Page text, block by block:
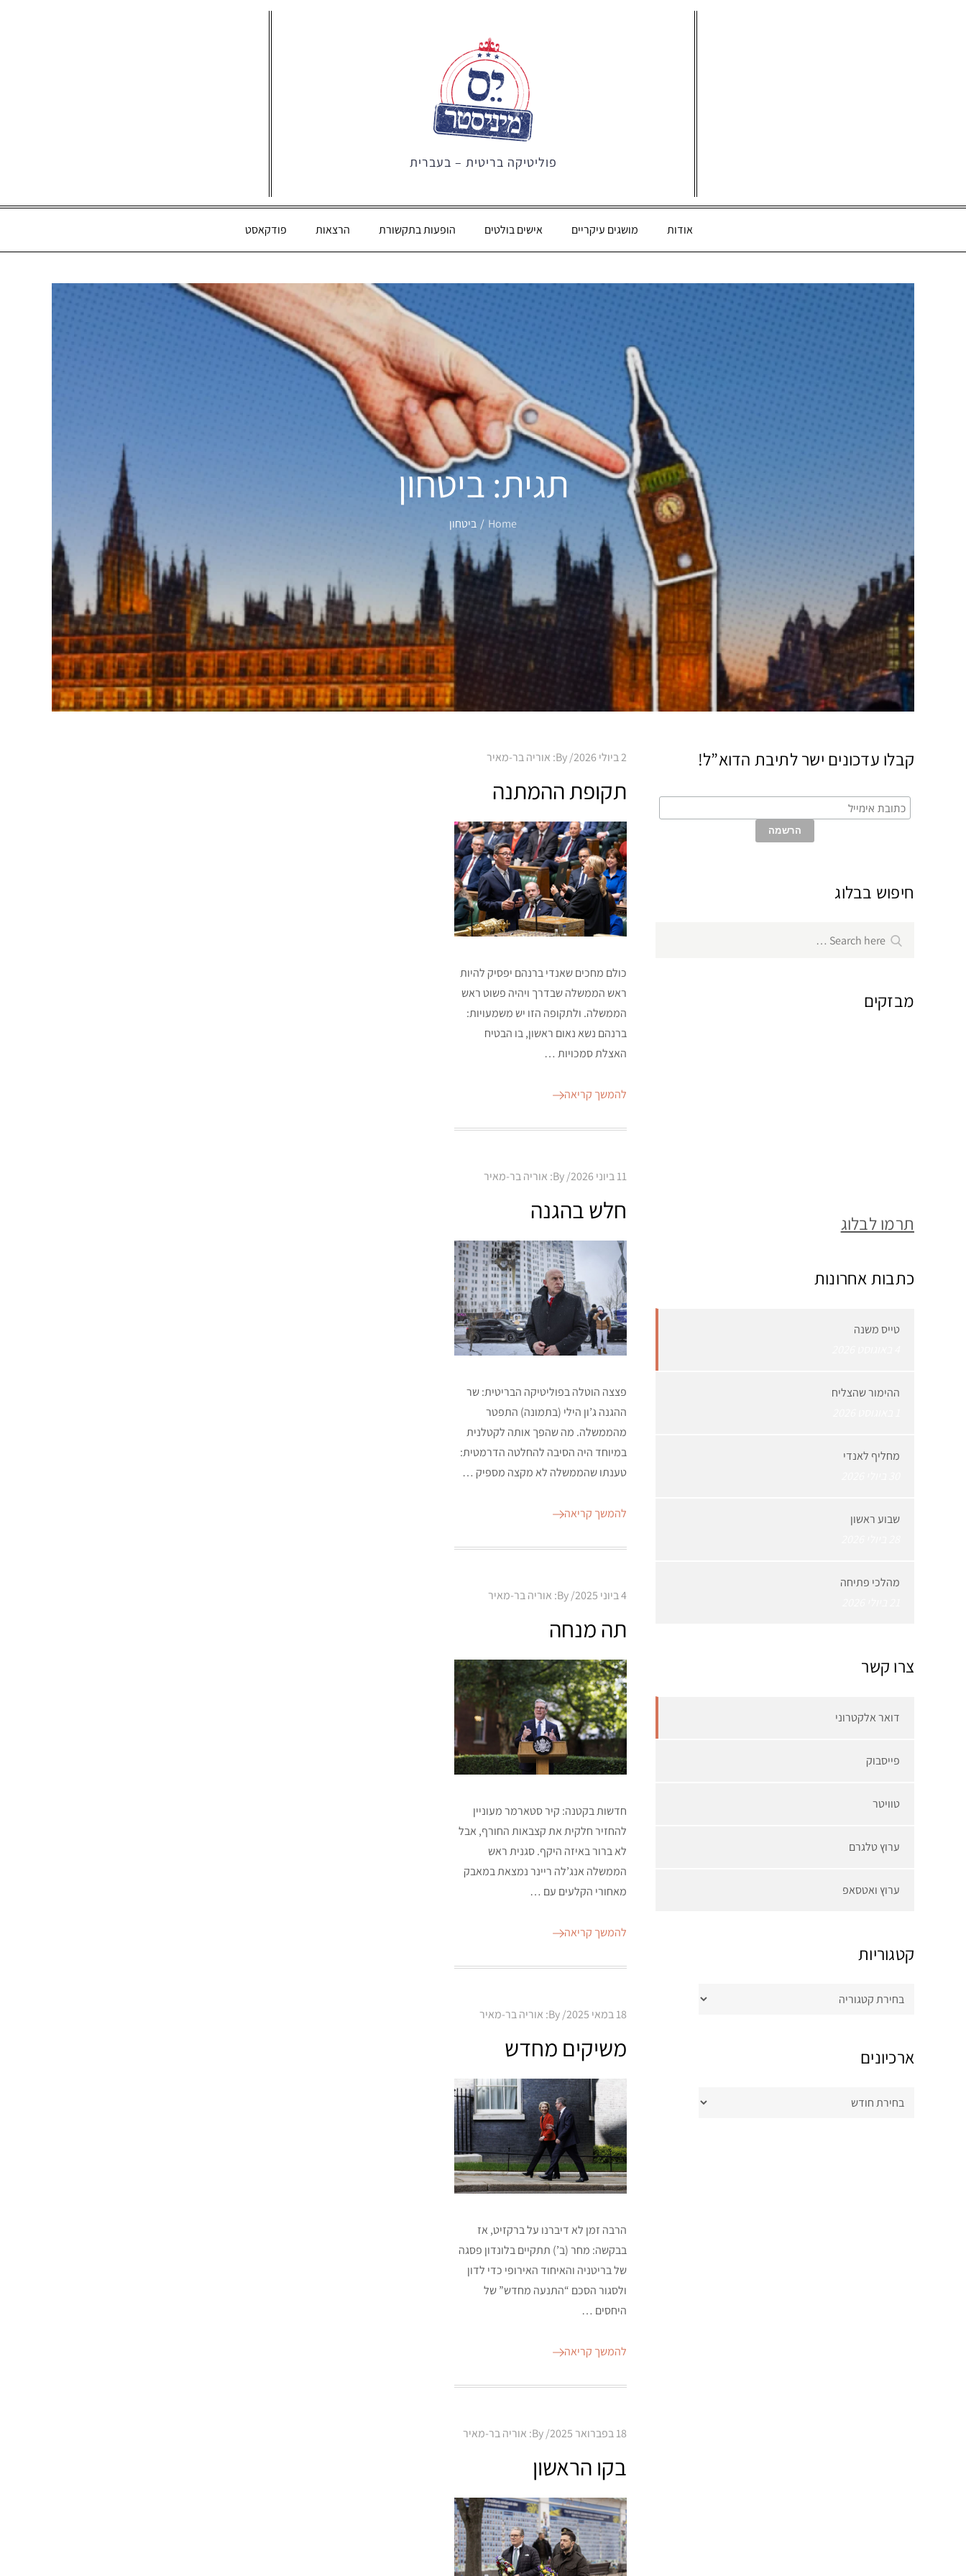
פוליטיקה בריטית – בעברית
אודות מושגים עיקריים אישים בולטים הופעות בתקשורת הרצאות פודקאסט
תגית:ביטחון
Home ביטחון
Posted
2 ביולי 2026 By: אוריה בר-מאיר
תקופת ההמתנה
כולם מחכים שאנדי ברנהם יפסיק להיות
ראש הממשלה שבדרך ויהיה פשוט ראש
הממשלה. ולתקופה הזו יש משמעויות:
ברנהם נשא נאום ראשון, בו הבטיח
האצלת סמכויות …
להמשך קריאה
Posted
11 ביוני 2026 By: אוריה בר-מאיר
חלש בהגנה
פצצה הוטלה בפוליטיקה הבריטית: שר
ההגנה ג’ון הילי (בתמונה) התפטר
מהממשלה. מה שהפך אותה לקטלנית
במיוחד היה הסיבה להחלטה הדרמטית:
טענתו שהממשלה לא מקצה מספיק …
להמשך קריאה
Posted
4 ביוני 2025 By: אוריה בר-מאיר
תה מנחה
חדשות בקטנה: קיר סטארמר מעוניין
להחזיר חלקית את קצבאות החורף, אבל
לא ברור באיזה היקף. סגנית ראש
הממשלה אנג’לה ריינר נמצאת במאבק
מאחורי הקלעים עם …
להמשך קריאה
Posted
18 במאי 2025 By: אוריה בר-מאיר
משיקים מחדש
הרבה זמן לא דיברנו על ברקזיט, אז
בבקשה: מחר (ב’) תתקיים בלונדון פסגה
של בריטניה והאיחוד האירופי כדי לדון
ולסגור הסכם “התנעה מחדש” של
היחסים …
להמשך קריאה
Posted
18 בפברואר 2025 By: אוריה בר-מאיר
בקו הראשון
קבלו עדכונים ישר לתיבת הדוא”ל!
חיפוש בבלוג
for:
Search
מבזקים
תרמו לבלוג
כתבות אחרונות
טייס משנה
ההימור שהצליח
מחליף לאנדי
שבוע ראשון
מהלכי פתיחה
צרו קשר
דואר אלקטרוני
פייסבוק
טוויטר
ערוץ טלגרם
ערוץ ואטסאפ
קטגוריות
ארכיונים